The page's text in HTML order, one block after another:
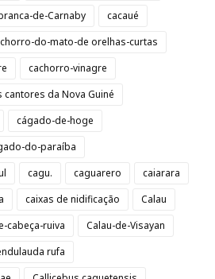
de-Carnaby
cacaué
do-mato-de orelhas-curtas
cachorro-vinagre
cantores da Nova Guiné
cágado-de-hoge
do-paraíba
cagu. caguarero
caiarara
caixas de nidificação
Calau
cabeça-ruiva
Calau-de-Visayan
rufa